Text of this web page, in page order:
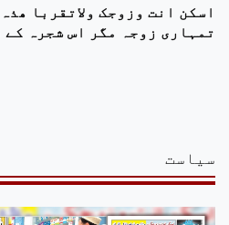
اسکن انت وزوجک ولاتقربا
تمہاری زوجہ مگر اس شجرہ
سیاست